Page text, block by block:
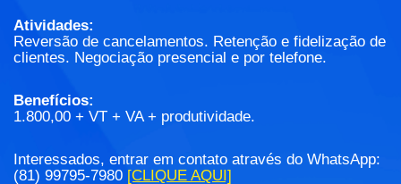
Atividades:
Reversão de cancelamentos. Retenção e fidelização de
clientes. Negociação presencial e por telefone.
Benefícios:
1.800,00 + VT + VA + produtividade.
Interessados, entrar em contato através do WhatsApp:
(81) 99795-7980 [CLIQUE AQUI]